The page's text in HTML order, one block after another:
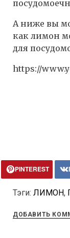
А ниже вы
как лимон
для
https://
PINTEREST
Тэги: ЛИМОН,
ДОБАВИТЬ